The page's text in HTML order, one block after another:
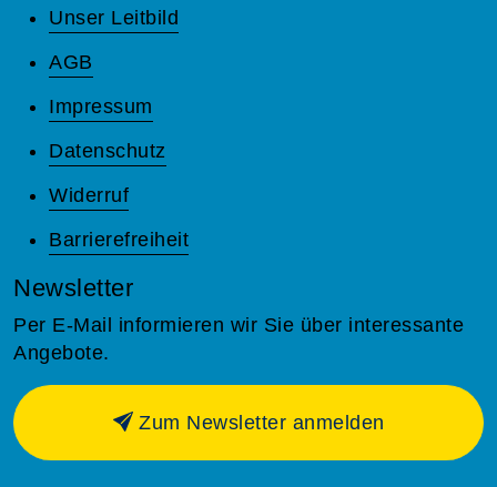
Unser Leitbild
AGB
Impressum
Datenschutz
Widerruf
Barrierefreiheit
Newsletter
Per E-Mail informieren wir Sie über interessante
Angebote.
Zum Newsletter anmelden